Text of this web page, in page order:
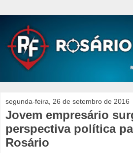
segunda-feira, 26 de setembro de 2016
Jovem empresário
perspectiva política
Rosário